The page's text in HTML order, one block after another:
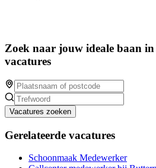
Zoek naar jouw ideale baan
vacatures
Vacatures zoeken
Gerelateerde vacatures
Schoonmaak Medewerker